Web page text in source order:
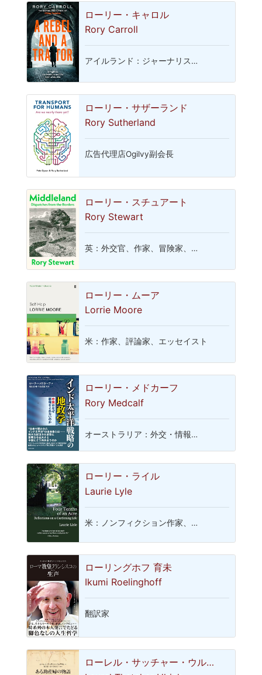
ローリー・キャロル
Rory Carroll
アイルランド：ジャーナリス…
ローリー・サザーランド
Rory Sutherland
広告代理店Ogilvy副会長
ローリー・スチュアート
Rory Stewart
英：外交官、作家、冒険家、…
ローリー・ムーア
Lorrie Moore
米：作家、評論家、エッセイスト
ローリー・メドカーフ
Rory Medcalf
オーストラリア：外交・情報…
ローリー・ライル
Laurie Lyle
米：ノンフィクション作家、…
ローリングホフ 育未
Ikumi Roelinghoff
翻訳家
ローレル・サッチャー・ウル…